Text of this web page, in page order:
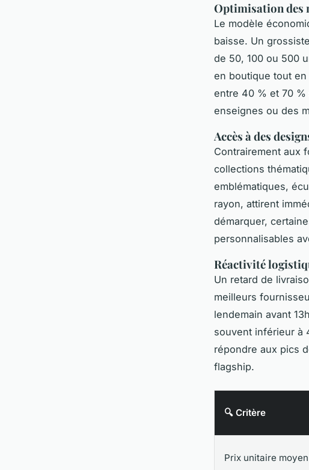
Optimisation des
Le modèle
baisse. Un
de 50, 100 ou 500
en boutique tout
entre 40 % et 70 %
enseignes ou des
Accès à des
Contrairement aux
collections
emblématiques,
rayon, attirent
démarquer,
personnalisables
Réactivité
Un retard de
meilleurs
lendemain avant
souvent inférieur à
répondre aux pics
flagship.
🔍 Critère
Prix unitaire moyen